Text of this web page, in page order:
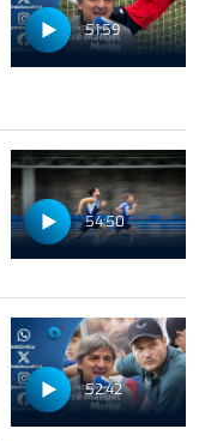
51:59
54:50
52:42